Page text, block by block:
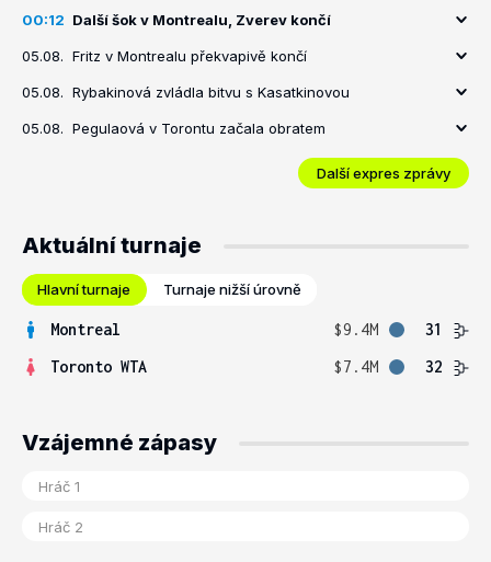
00:12 Další šok v Montrealu, Zverev končí
05.08. Fritz v Montrealu překvapivě končí
05.08. Rybakinová zvládla bitvu s Kasatkinovou
05.08. Pegulaová v Torontu začala obratem
Další expres zprávy
Aktuální turnaje
Hlavní turnaje Turnaje nižší úrovně
Montreal $9.4M
31
Toronto WTA
$7.4M 32
Vzájemné zápasy